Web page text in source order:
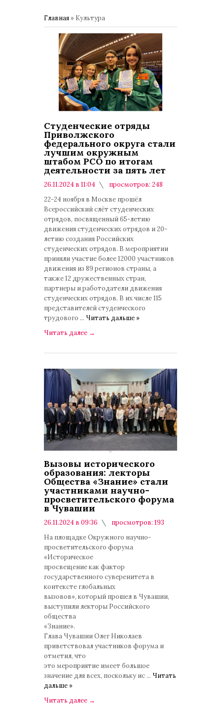
Главная » Культура
Студенческие отряды
Приволжского
федерального округа стали
лучшим окружным
штабом РСО по итогам
деятельности за пять лет
26.11.2024 в 11:04
просмотров: 248
комментариев: 0
22-24 ноября в Москве прошёл
Всероссийский слёт студенческих
отрядов, посвященный 65-летию
движения студенческих отрядов и 20-
летию создания Российских
студенческих отрядов. В мероприятии
приняли участие более 12000 участников
движения из 89 регионов страны, а
также 12 дружественных стран,
партнеры и работодатели движения
студенческих отрядов. В их числе 115
представителей студенческого
трудового ... Читать дальше »
Читать далее →
Вызовы исторического
образования: лекторы
Общества «Знание» стали
участниками научно-
просветительского форума
в Чувашии
26.11.2024 в 09:36
просмотров: 193
На площадке Окружного научно-
просветительского форума
«Историческое
просвещение как фактор
государственного суверенитета в
контексте глобальных
вызовов», который прошел в Чувашии,
выступили лекторы Российского
общества
«Знание».
Глава Чувашии Олег Николаев
приветствовал участников форума и
отметил, что
это мероприятие имеет большое
значение для всех, поскольку ис ... Читать
дальше »
Читать далее →